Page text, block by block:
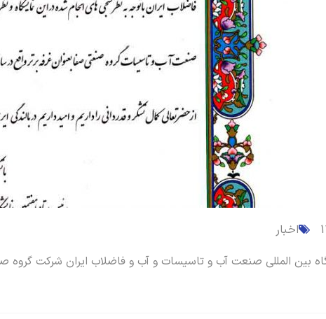
اخبار
بین المللی صنعت آب و تاسیسات و آب و فاضلاب ایران شرکت گروه